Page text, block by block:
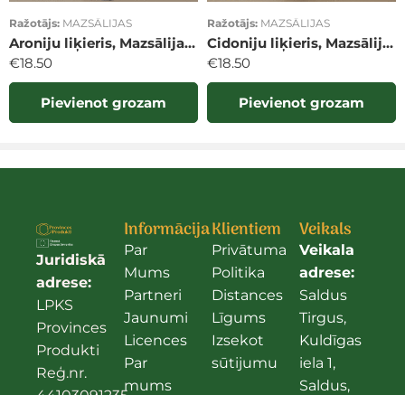
Ražotājs: MAZSĀLIJAS
Aroniju liķieris, Mazsālijas 22%, tilp. 0,35l
€18.50
Pievienot grozam
Ražotājs: MAZSĀLIJAS
Cidoniju liķieris, Mazsālijas 22 %, tilp. 0,35l
€18.50
Pievienot grozam
Juridiskā
adrese:
LPKS
Provinces
Produkti
Reģ.nr.
Informācija
Par
Mums
Partneri
Jaunumi
Licences
Par
mums
Klientiem
Privātuma
Politika
Distances
Līgums
Izsekot
sūtijumu
Veikals
Veikala
adrese:
Saldus
Tirgus,
Kuldīgas
iela 1,
Saldus,